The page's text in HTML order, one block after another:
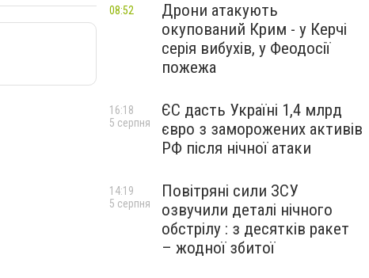
Дрони атакують
окупований Крим - у Керчі
серія вибухів, у Феодосії
пожежа
08:52
ЄС дасть Україні 1,4 млрд
євро з заморожених активів
РФ після нічної атаки
16:18
5 серпня
Повітряні сили ЗСУ
озвучили деталі нічного
обстрілу : з десятків ракет
– жодної збитої
14:19
5 серпня